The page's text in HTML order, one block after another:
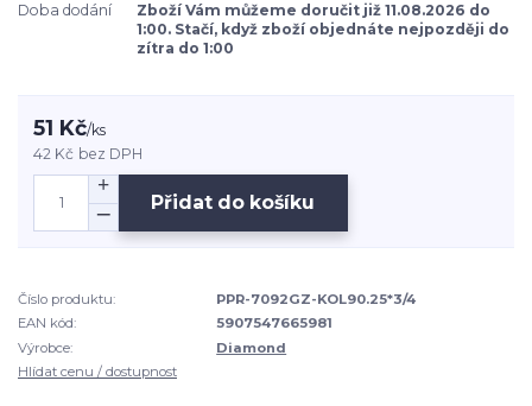
Doba dodání
Zboží Vám můžeme doručit již 11.08.2026 do
1:00. Stačí, když zboží objednáte nejpozději do
zítra do 1:00
51 Kč/ks
42 Kč bez DPH
Přidat do košíku
Číslo produktu:
PPR-7092GZ-KOL90.25*3/4
EAN kód:
5907547665981
Výrobce:
Diamond
Hlídat cenu / dostupnost